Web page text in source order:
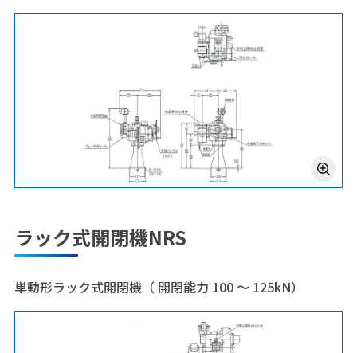
ラック式開閉機NRS
単動形ラック式開閉機（ 開閉能力 100 ～ 125kN）